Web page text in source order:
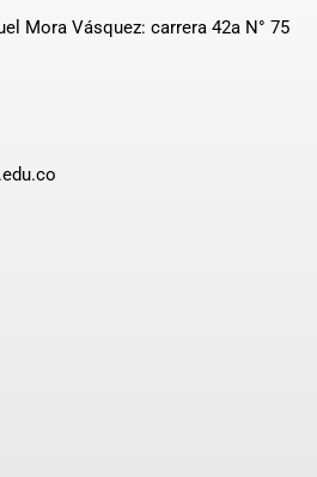
Mora Vásquez: carrera 42a N° 75